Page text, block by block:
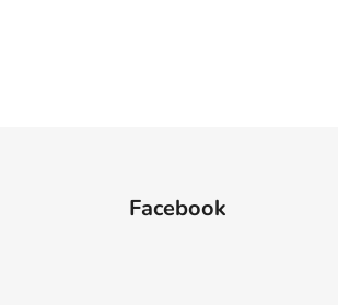
Facebook